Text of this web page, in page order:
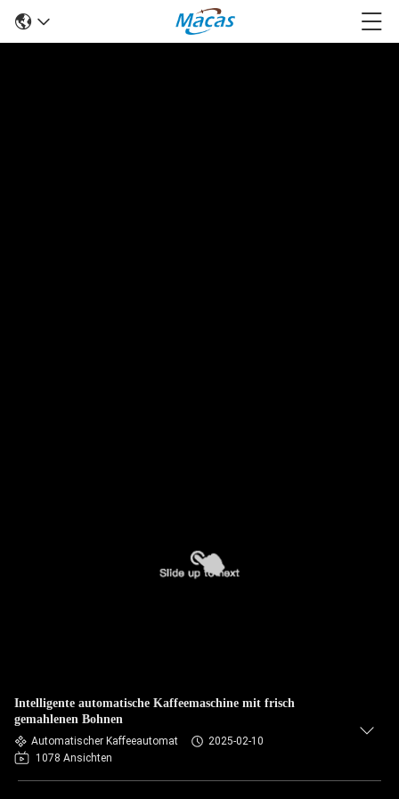
Intelligente automatische Kaffeemaschine mit frisch
gemahlenen Bohnen
Automatischer Kaffeeautomat
2025-02-10
1078 Ansichten